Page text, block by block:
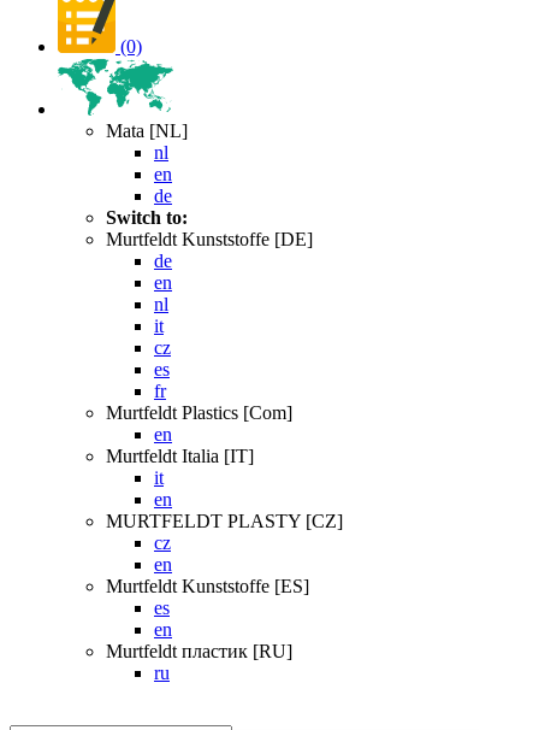
(0)
Mata [NL]
nl
en
de
Switch to:
Murtfeldt Kunststoffe [DE]
de
en
nl
it
cz
es
fr
Murtfeldt Plastics [Com]
en
Murtfeldt Italia [IT]
it
en
MURTFELDT PLASTY [CZ]
cz
en
Murtfeldt Kunststoffe [ES]
es
en
Murtfeldt пластик [RU]
ru